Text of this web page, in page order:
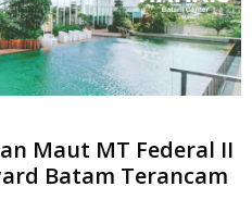
Federal II Jilid 2 di PT ASL
Penjara
Maut MT Federal II
Batam Terancam